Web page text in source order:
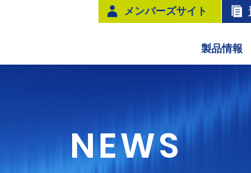
メンバーズサイト
製品情報
NEWS